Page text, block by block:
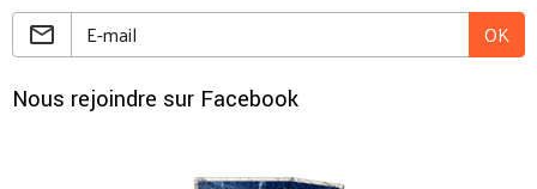
OK
Nous rejoindre sur Facebook